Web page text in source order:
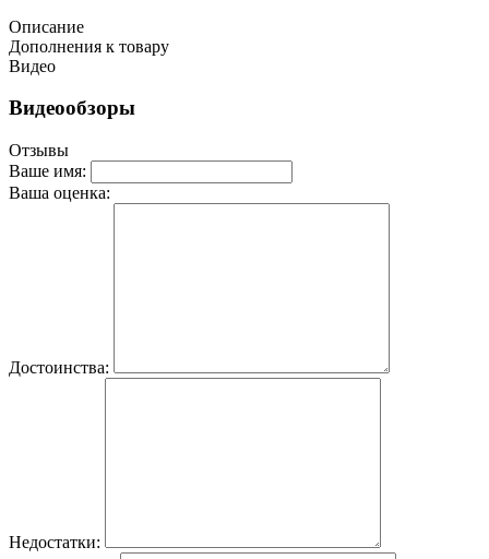
Описание
Дополнения к товару
Видео
Видеообзоры
Отзывы
Ваше имя:
Ваша оценка:
Достоинства:
Недостатки: